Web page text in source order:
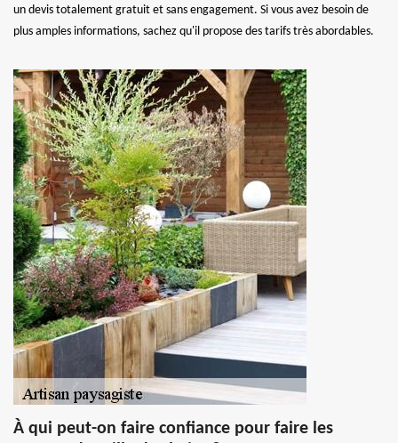
un devis totalement gratuit et sans engagement. Si vous avez besoin de
plus amples informations, sachez qu'il propose des tarifs très abordables.
À qui peut-on faire confiance pour faire les